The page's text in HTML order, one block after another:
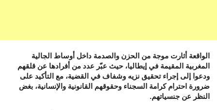
الواقعة أثارت موجة من الحزن والصدمة داخل أوساط الجالية
المغربية المقيمة في إيطاليا، حيث عبّر عدد من أفرادها عن قلقهم
ودعوا إلى إجراء تحقيق نزيه وشفاف في القضية، مع التأكيد على
ضرورة احترام كرامة السجناء وحقوقهم القانونية والإنسانية، بغض
النظر عن جنسياتهم.